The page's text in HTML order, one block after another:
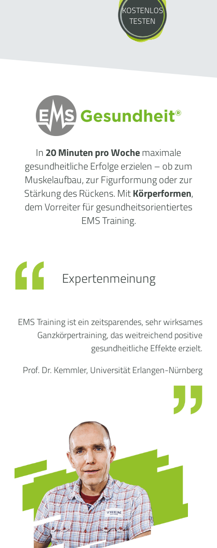
KOSTENLOS
TESTEN
In20 Minuten pro Wochemaximale
gesundheitliche Erfolge erzielen – ob zum
Muskelaufbau, zur Figurformung oder zur
Stärkung des Rückens. MitKörperformen,
dem Vorreiter für gesundheitsorientiertes
EMS Training.
EMS Training ist ein zeitsparendes, sehr wirksames
Ganzkörpertraining, das weitreichend positive
gesundheitliche Effekte erzielt.
Prof. Dr. Kemmler, Universität Erlangen-Nürnberg
Expertenmeinung